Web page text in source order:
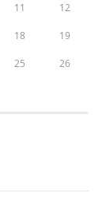
11 12
18 19
25 26